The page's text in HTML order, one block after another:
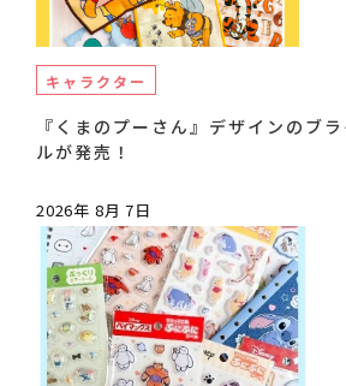
キャラクター
『くまのプーさん』デザインのブ
ルが発売！
2026年 8月 7日